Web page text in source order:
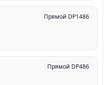
Прямой DP1486
Прямой DP486